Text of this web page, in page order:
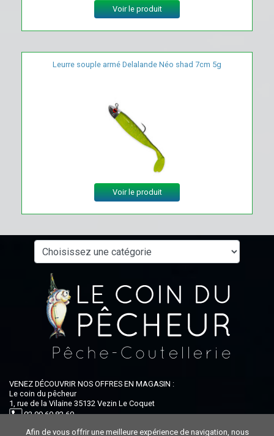
Voir le produit
Leurre souple armé Delalande Néo shad 7cm 5g
Voir le produit
VENEZ DÉCOUVRIR NOS OFFRES EN MAGASIN :
Le coin du pêcheur
1, rue de la Vilaine 35132 Vezin Le Coquet
02 99 60 82 60
Afin de vous offrir une meilleure expérience de navigation, nous